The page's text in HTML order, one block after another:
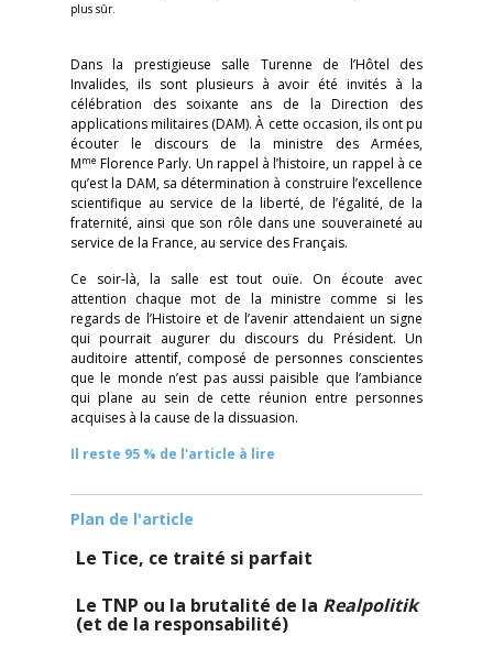
plus sûr.
Dans la prestigieuse salle Turenne de l’Hôtel des
Invalides, ils sont plusieurs à avoir été invités à la
célébration des soixante ans de la Direction des
applications militaires (DAM). À cette occasion, ils ont pu
écouter le discours de la ministre des Armées,
Mme Florence Parly. Un rappel à l’histoire, un rappel à ce
qu’est la DAM, sa détermination à construire l’excellence
scientifique au service de la liberté, de l’égalité, de la
fraternité, ainsi que son rôle dans une souveraineté au
service de la France, au service des Français.
Ce soir-là, la salle est tout ouïe. On écoute avec
attention chaque mot de la ministre comme si les
regards de l’Histoire et de l’avenir attendaient un signe
qui pourrait augurer du discours du Président. Un
auditoire attentif, composé de personnes conscientes
que le monde n’est pas aussi paisible que l’ambiance
qui plane au sein de cette réunion entre personnes
acquises à la cause de la dissuasion.
Il reste 95 % de l'article à lire
Plan de l'article
Le Tice, ce traité si parfait
Le TNP ou la brutalité de la Realpolitik
(et de la responsabilité)